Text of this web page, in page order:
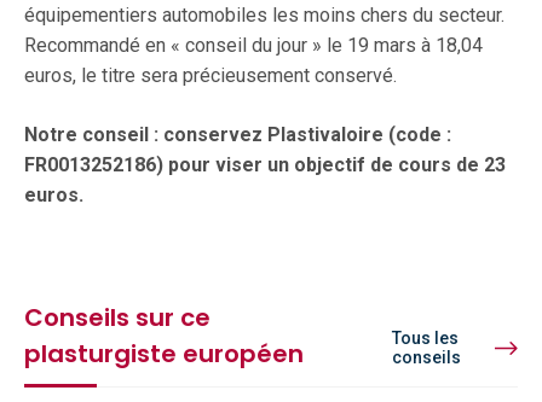
équipementiers automobiles les moins chers du secteur.
Recommandé en « conseil du jour » le 19 mars à 18,04
euros, le titre sera précieusement conservé.
Notre conseil : conservez Plastivaloire (code :
FR0013252186) pour viser un objectif de cours de 23
euros.
Conseils sur ce
plasturgiste européen
Tous les
conseils